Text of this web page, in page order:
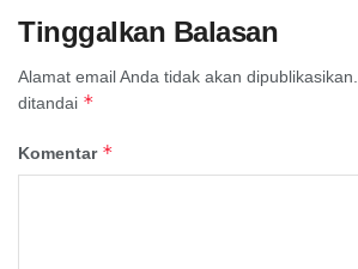
Tinggalkan Balasan
Alamat email Anda tidak akan dipublikasikan.
ditandai *
Komentar *